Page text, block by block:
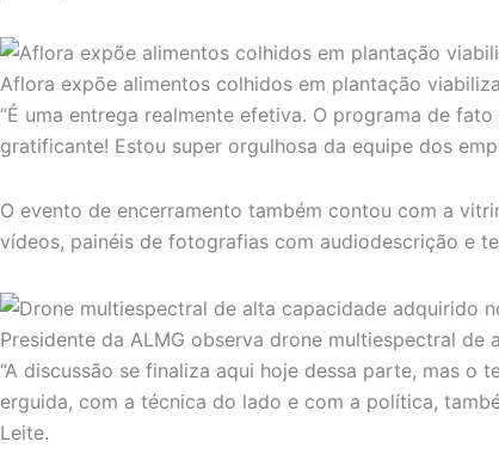
Aflora expõe alimentos colhidos em plantação
“É uma entrega realmente efetiva. O programa de
gratificante! Estou super orgulhosa da equipe dos
O evento de encerramento também contou com a
vídeos, painéis de fotografias com audiodescrição e
Presidente da ALMG observa drone multiespectral
“A discussão se finaliza aqui hoje dessa parte, mas o
erguida, com a técnica do lado e com a política,
Leite.